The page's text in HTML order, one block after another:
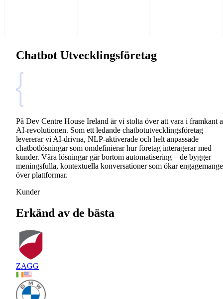
Chatbot Utvecklingsföretag
På Dev Centre House Ireland är vi stolta över att vara i framkant
AI-revolutionen. Som ett ledande chatbotutvecklingsföretag
levererar vi AI-drivna, NLP-aktiverade och helt anpassade
chatbotlösningar som omdefinierar hur företag interagerar med
kunder. Våra lösningar går bortom automatisering—de bygger
meningsfulla, kontextuella konversationer som ökar
över plattformar.
Kunder
Erkänd av de bästa
ZAGG